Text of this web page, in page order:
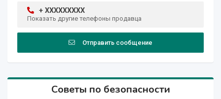
+ XXXXXXXXX
Показать другие телефоны продавца
Отправить сообщение
Советы по безопасности